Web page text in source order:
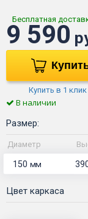
Бесплатная
9 590
Купить в 1 клик
В наличии
Размер:
Диаметр
150 мм
Цвет каркаса